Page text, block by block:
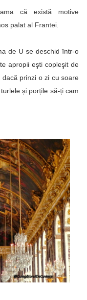
că există motive
palat al Frantei.
de U se deschid într-o
apropii eşti copleşit de
prinzi o zi cu soare
și porțile să-ți cam